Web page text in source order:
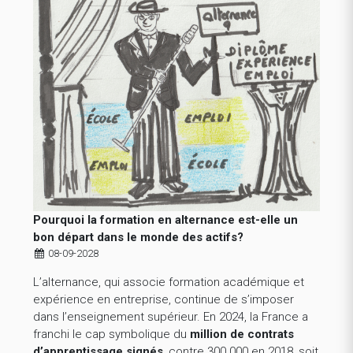
Pourquoi la formation en alternance est-elle un
bon départ dans le monde des actifs?
08-09-2028
L’alternance, qui associe formation académique et
expérience en entreprise, continue de s’imposer
dans l’enseignement supérieur. En 2024, la France a
franchi le cap symbolique du million de contrats